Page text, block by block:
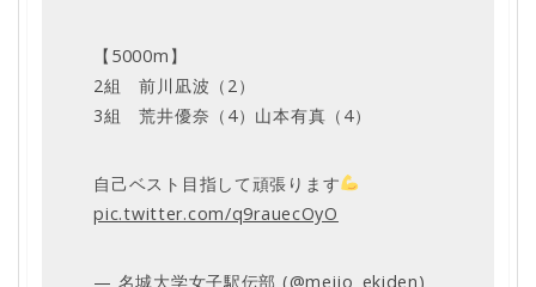
【5000m】
2組 前川凪波（2）
3組 荒井優奈（4）山本有真（4）
自己ベスト目指して頑張ります
pic.twitter.com/q9rauecOyO
— 名城大学女子駅伝部 (@meijo_ekiden)